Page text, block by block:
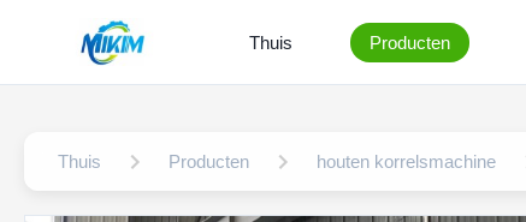
Thuis Producten
Thuis Producten houten korrelsmachine